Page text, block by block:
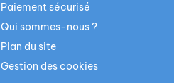
Paiement sécurisé
Qui sommes-nous ?
Plan du site
Gestion des cookies